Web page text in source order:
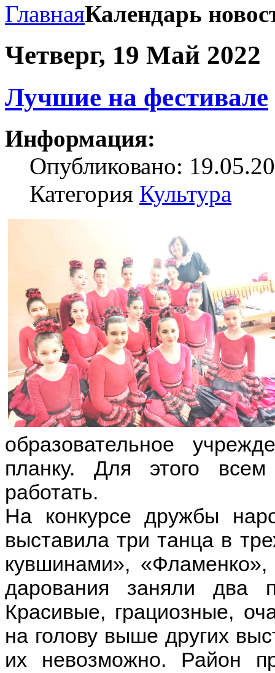
ГлавнаяКалендарь
Четверг, 19 Май 2022
Лучшие на фестивале
Информация:
Опубликовано:
Категория Культура
образовательное
планку. Для этого всем
работать.
На конкурсе дружбы
выставила три танца в
кувшинами»,
дарования заняли два
Красивые, грациозные,
на голову выше других
их невозможно. Район